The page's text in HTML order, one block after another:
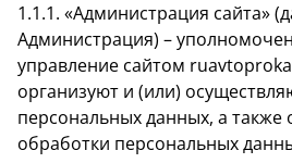
1.1.1. «Администрация сайта»
Администрация) –
управление сайтом
организуют и (или)
персональных данных, а также
обработки персональных